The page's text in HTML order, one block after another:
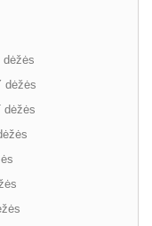
dėžės
dėžės
dėžės